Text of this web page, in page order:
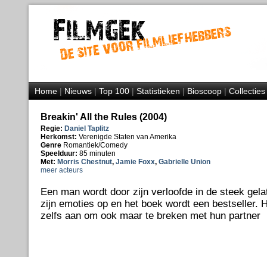
Home|Nieuws|Top 100|Statistieken|Bioscoop|Collecties
Breakin' All the Rules (2004)
Regie: Daniel Taplitz
Herkomst: Verenigde Staten van Amerika
Genre Romantiek/Comedy
Speelduur: 85 minuten
Met: Morris Chestnut, Jamie Foxx, Gabrielle Union
meer acteurs
Een man wordt door zijn verloofde in de steek
zijn emoties op en het boek wordt een bestseller.
zelfs aan om ook maar te breken met hun partner